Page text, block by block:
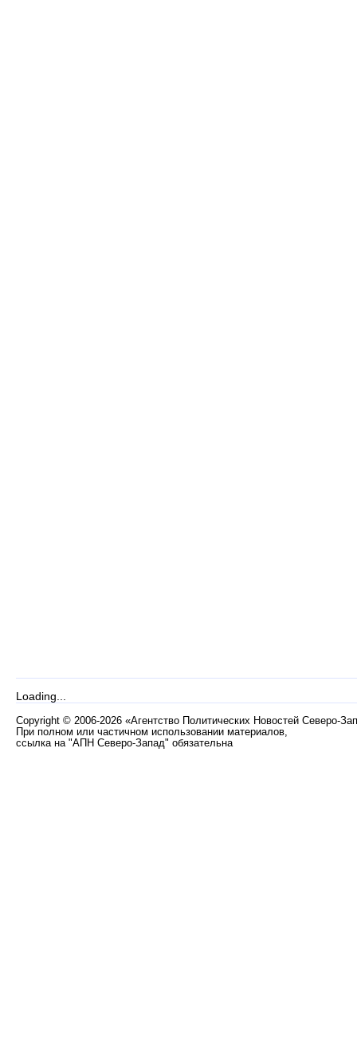
Loading...
Copyright © 2006-2026 «Агентство Политических Новостей Северо-
При полном или частичном использовании материалов,
ссылка на "АПН Северо-Запад" обязательна